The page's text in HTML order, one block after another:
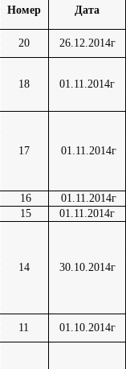
Номер Дата
20 26.12.2014г
18 01.11.2014г
17 01.11.2014г
16
01.11.2014г
15
01.11.2014г
14 30.10.2014г
11
01.10.2014г